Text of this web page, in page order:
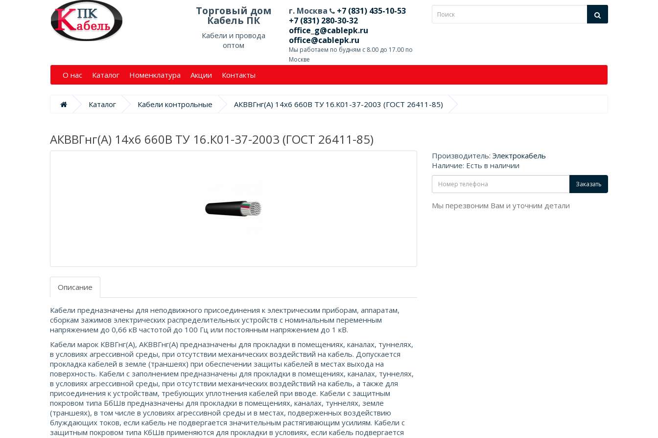
Торговый дом
Кабель ПК
Кабели и провода
оптом
г. Москва
+7 (831) 435-10-53
+7 (831) 280-30-32
office_g@cablepk.ru
office@cablepk.ru
Мы работаем по будням с 8.00 до 17.00 по
Москве
О нас Каталог Номенклатура Акции Контакты
Каталог Кабели контрольные АКВВГнг(А) 14х6 660В ТУ 16.К01-37-2003 (ГОСТ 26411-85)
АКВВГнг(А) 14х6 660В ТУ 16.К01-37-2003 (ГОСТ 26411-85)
Описание
Кабели предназначены для неподвижного присоединения к электрическим приборам, аппаратам,
сборкам зажимов электрических распределительных устройств с номинальным переменным
напряжением до 0,66 кВ частотой до 100 Гц или постоянным напряжением до 1 кВ.
Кабели марок КВВГнг(А), АКВВГнг(А) предназначены для прокладки в помещениях, каналах, туннелях,
в условиях агрессивной среды, при отсутствии механических воздействий на кабель. Допускается
прокладка кабелей в земле (траншеях) при обеспечении защиты кабелей в местах выхода на
поверхность. Кабели с заполнением предназначены для прокладки в помещениях, каналах, туннелях,
в условиях агрессивной среды, при отсутствии механических воздействий на кабель, а также для
присоединения к устройствам, требующих уплотнения кабелей при вводе. Кабели с защитным
покровом типа БбШв предназначены для прокладки в помещениях, каналах, туннелях, земле
(траншеях), в том числе в условиях агрессивной среды и в местах, подверженных воздействию
блуждающих токов, если кабель не подвергается значительным растягивающим усилиям. Кабели с
защитным покровом типа КбШв применяются для прокладки в условиях, если кабель подвергается
Производитель: Электрокабель
Наличие: Есть в наличии
Заказать
Мы перезвоним Вам и уточним детали